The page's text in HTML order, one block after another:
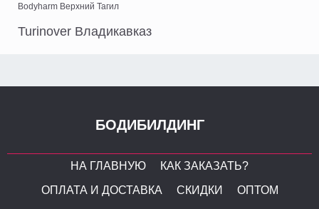
Bodyharm Верхний Тагил
Turinover Владикавказ
БОДИБИЛДИНГ
НА ГЛАВНУЮ
КАК ЗАКАЗАТЬ?
ОПЛАТА И ДОСТАВКА
СКИДКИ
ОПТОМ